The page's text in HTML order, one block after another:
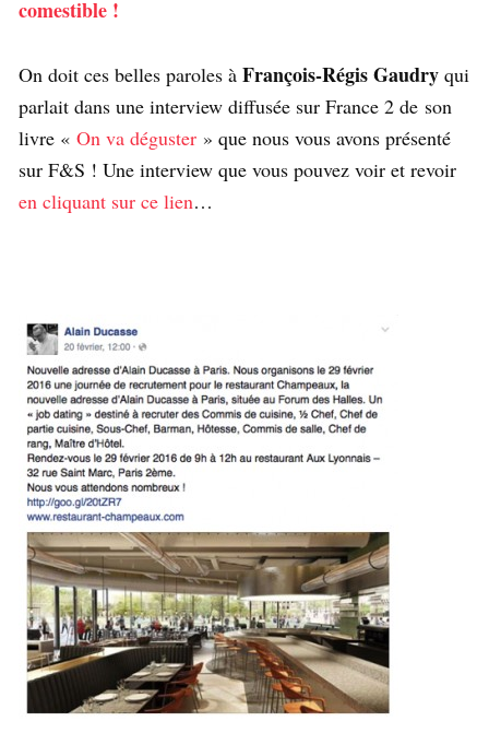
comestible !
On doit ces belles paroles à François-Régis Gaudry qui
parlait dans une interview diffusée sur France 2 de son
livre « On va déguster » que nous vous avons présenté
sur F&S ! Une interview que vous pouvez voir et revoir
en cliquant sur ce lien…